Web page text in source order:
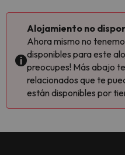
Alojamiento no
Ahora mismo no
disponibles para este
preocupes! Más abajo
relacionados que te
están disponibles por